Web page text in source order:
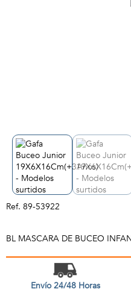
Ref. 89-53922
BL MASCARA DE BUCEO
Envío 24/48 Horas